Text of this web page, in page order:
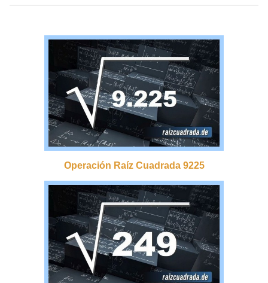
Operación Raíz Cuadrada 9225